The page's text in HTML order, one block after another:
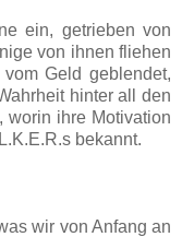
ein, getrieben von
von ihnen fliehen
Geld geblendet,
hinter all den
worin ihre Motivation
bekannt.
wir von Anfang an